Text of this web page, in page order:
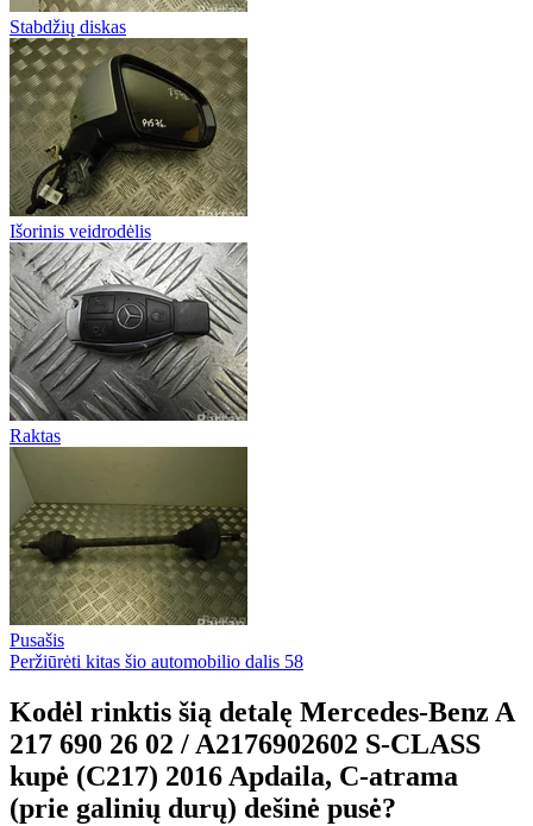
Stabdžių diskas
Išorinis veidrodėlis
Raktas
Pusašis
Peržiūrėti kitas šio automobilio dalis 58
Kodėl rinktis šią detalę Mercedes-Benz A
217 690 26 02 / A2176902602 S-CLASS
kupė (C217) 2016 Apdaila, C-atrama
(prie galinių durų) dešinė pusė?